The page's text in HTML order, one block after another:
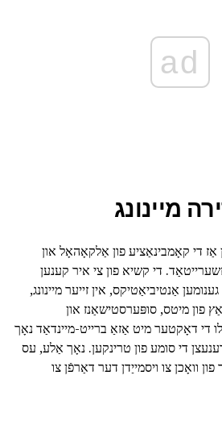
ad
מיינונג
אַז די קאָמבינאַציע פון אַלקאָהאָל און
די קשיא פון צי איר קענען
אַנטיביאַטיקס, אין זייער מיינונג,
פון מיטס, סופּערסטישאַנז און
די דאָקטער מיט אַזאַ ברייט-מיינדאַד נאָך
די סומע פון טרינקען. נאָך אַלע, עס
וואָכן צו ויסמייַדן דער דאַרפֿן צו